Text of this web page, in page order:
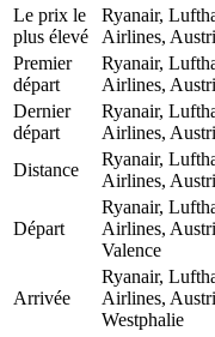
Le prix le
plus élevé
Ryanair,
Airlines,
Premier
départ
Ryanair,
Airlines,
Dernier
départ
Ryanair,
Airlines,
Distance
Ryanair,
Airlines,
Départ
Ryanair,
Airlines,
Valence
Arrivée
Ryanair,
Airlines,
Westphalie